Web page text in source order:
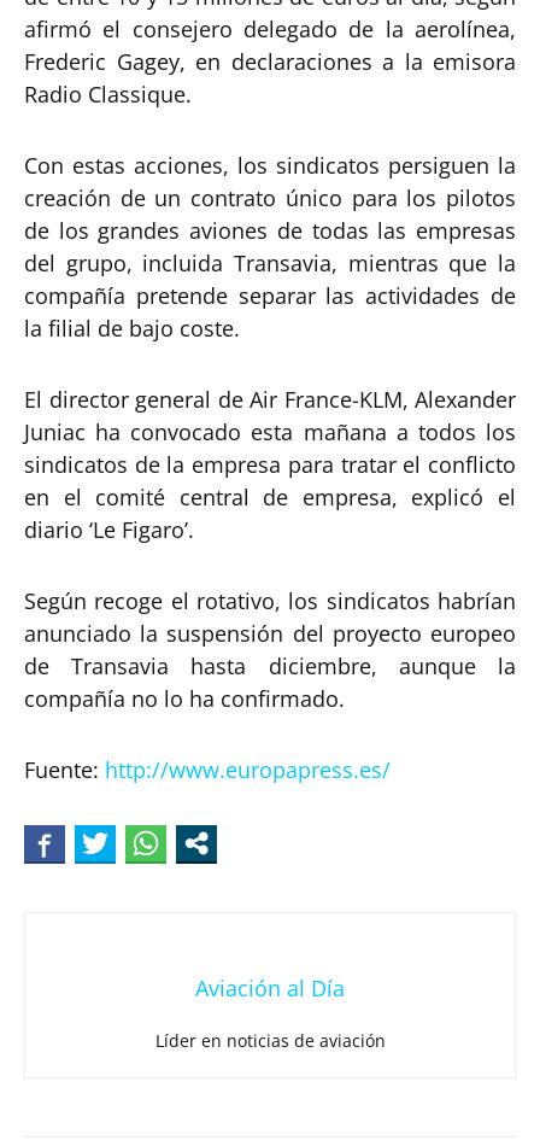
afirmó el consejero delegado de la aerolínea,
Frederic Gagey, en declaraciones a la emisora
Radio Classique.
Con estas acciones, los sindicatos persiguen la
creación de un contrato único para los pilotos
de los grandes aviones de todas las empresas
del grupo, incluida Transavia, mientras que la
compañía pretende separar las actividades de
la filial de bajo coste.
El director general de Air France-KLM, Alexander
Juniac ha convocado esta mañana a todos los
sindicatos de la empresa para tratar el conflicto
en el comité central de empresa, explicó el
diario ‘Le Figaro’.
Según recoge el rotativo, los sindicatos habrían
anunciado la suspensión del proyecto europeo
de Transavia hasta diciembre, aunque la
compañía no lo ha confirmado.
Fuente: http://www.europapress.es/
Aviación al Día
Líder en noticias de aviación